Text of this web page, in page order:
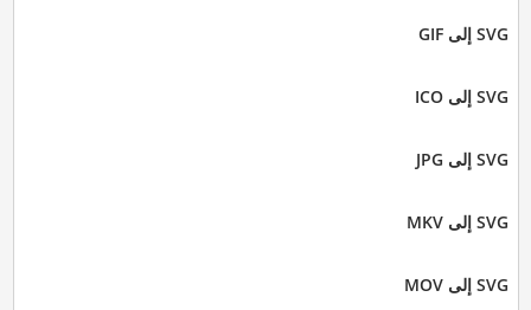
SVG إلى GIF
SVG إلى ICO
SVG إلى JPG
SVG إلى MKV
SVG إلى MOV